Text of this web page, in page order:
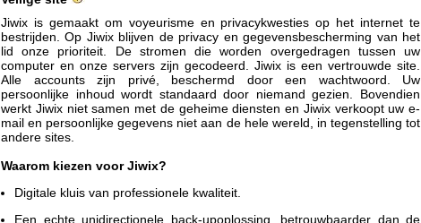
Jiwix is gemaakt om voyeurisme en privacykwesties op het internet te
bestrijden. Op Jiwix blijven de privacy en gegevensbescherming van het
lid onze prioriteit. De stromen die worden overgedragen tussen uw
computer en onze servers zijn gecodeerd. Jiwix is een vertrouwde site.
Alle accounts zijn privé, beschermd door een wachtwoord. Uw
persoonlijke inhoud wordt standaard door niemand gezien. Bovendien
werkt Jiwix niet samen met de geheime diensten en Jiwix verkoopt uw e-
mail en persoonlijke gegevens niet aan de hele wereld, in tegenstelling tot
andere sites.
Waarom kiezen voor Jiwix?
Digitale kluis van professionele kwaliteit.
Een echte unidirectionele back-upoplossing, betrouwbaarder dan de